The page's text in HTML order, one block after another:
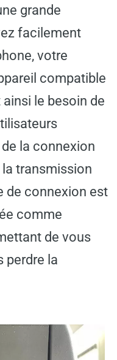
grande
facilement
votre
compatible
le besoin de
la connexion
transmission
de connexion est
comme
de vous
perdre la